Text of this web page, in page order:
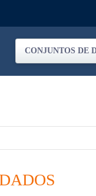
CONJUNTOS DE